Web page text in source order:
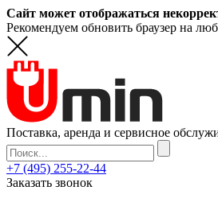
Сайт может отображаться
Рекомендуем обновить браузер на
Поставка, аренда и сервисное
+7 (495) 255-22-44
Заказать звонок